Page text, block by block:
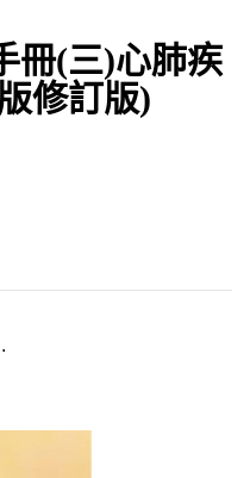
冊(三)心肺疾
修訂版)